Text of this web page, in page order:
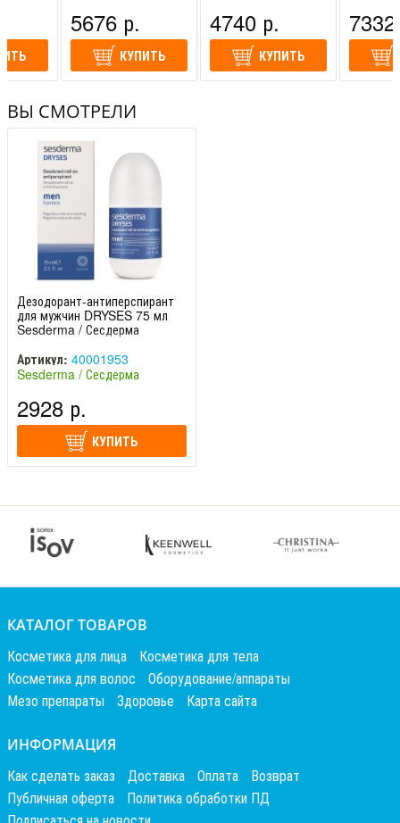
5676 р.
КУПИТЬ
4740 р.
КУПИТЬ
ВЫ СМОТРЕЛИ
Дезодорант-антиперспирант
для мужчин DRYSES 75 мл
Sesderma / Сесдерма
Артикул: 40001953
Sesderma / Сесдерма
2928 р.
КУПИТЬ
КАТАЛОГ ТОВАРОВ
Косметика для лица
Косметика для тела
Косметика для волос
Оборудование/аппараты
Мезо препараты
Здоровье Карта сайта
ИНФОРМАЦИЯ
Как сделать заказ Доставка Оплата
Возврат
Публичная оферта
Политика обработки ПД